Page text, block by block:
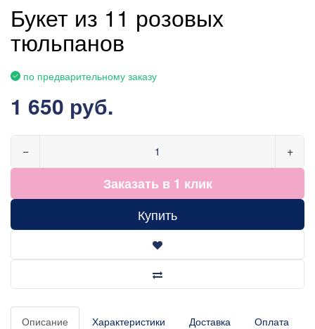
Букет из 11 розовых
тюльпанов
по предварительному заказу
1 650 руб.
− +
Заказать в 1 клик
Купить
Описание Характеристики Доставка Оплата